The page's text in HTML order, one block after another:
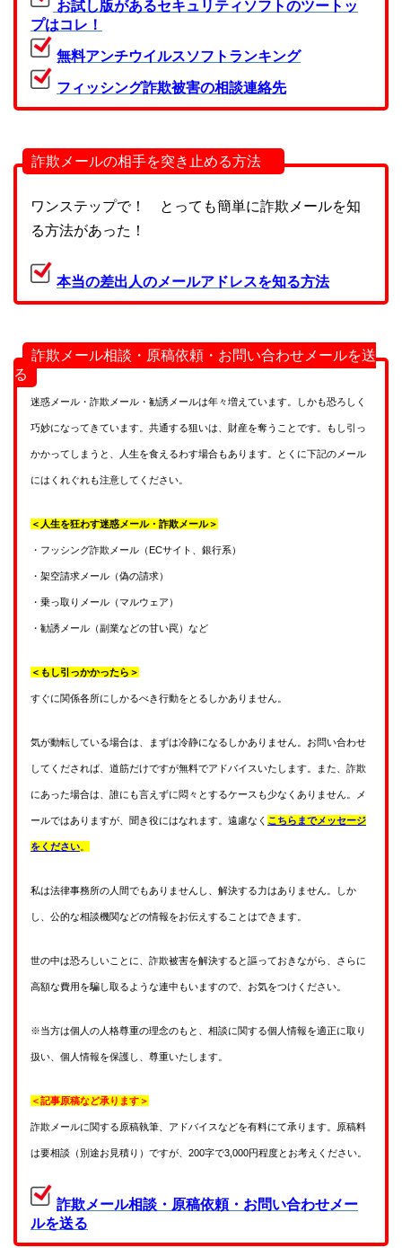
お試し版があるセキュリティソフトのツートッ
プはコレ！
無料アンチウイルスソフトランキング
フィッシング詐欺被害の相談連絡先
詐欺メールの相手を突き止める方法
ワンステップで！ とっても簡単に詐欺メールを知
る方法があった！
本当の差出人のメールアドレスを知る方法
詐欺メール相談・原稿依頼・お問い合わせメールを送
る
迷惑メール・詐欺メール・勧誘メールは年々増えています。しかも恐ろしく
巧妙になってきています。共通する狙いは、財産を奪うことです。もし引っ
かかってしまうと、人生を食えるわす場合もあります。とくに下記のメール
にはくれぐれも注意してください。
＜人生を狂わす迷惑メール・詐欺メール＞
・フッシング詐欺メール（ECサイト、銀行系）
・架空請求メール（偽の請求）
・乗っ取りメール（マルウェア）
・勧誘メール（副業などの甘い罠）など
＜もし引っかかったら＞
すぐに関係各所にしかるべき行動をとるしかありません。
気が動転している場合は、まずは冷静になるしかありません。お問い合わせ
してくだされば、道筋だけですが無料でアドバイスいたします。また、詐欺
にあった場合は、誰にも言えずに悶々とするケースも少なくありません。メ
ールではありますが、聞き役にはなれます。遠慮なく こちらまでメッセージ
をください。
私は法律事務所の人間でもありませんし、解決する力はありません。しか
し、公的な相談機関などの情報をお伝えすることはできます。
世の中は恐ろしいことに、詐欺被害を解決すると謳っておきながら、さらに
高額な費用を騙し取るような連中もいますので、お気をつけください。
※当方は個人の人格尊重の理念のもと、相談に関する個人情報を適正に取り
扱い、個人情報を保護し、尊重いたします。
＜記事原稿など承ります＞
詐欺メールに関する原稿執筆、アドバイスなどを有料にて承ります。原稿料
は要相談（別途お見積り）ですが、200字で3,000円程度とお考えください。
詐欺メール相談・原稿依頼・お問い合わせメー
ルを送る